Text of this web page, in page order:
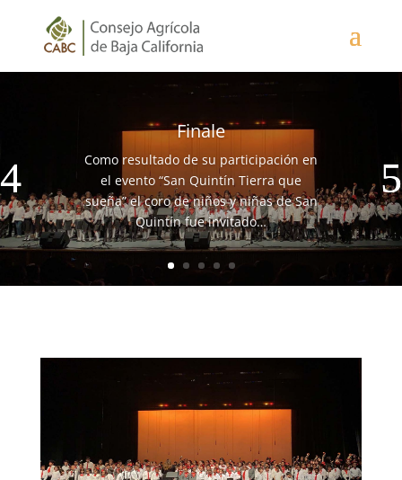
Finale
Como resultado de su participación en
el evento “San Quintín Tierra que
sueña” el coro de niños y niñas de San
Quintín fue invitado…